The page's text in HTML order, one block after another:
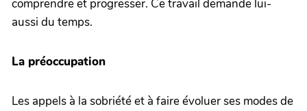
comprendre et progresser. Ce travail demande lui-
aussi du temps.
La préoccupation
Les appels à la sobriété et à faire évoluer ses modes de